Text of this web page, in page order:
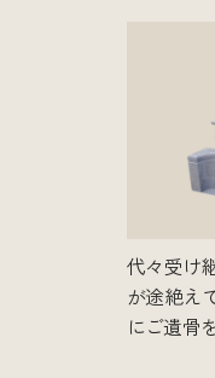
代々受け
が途絶え
にご遺骨